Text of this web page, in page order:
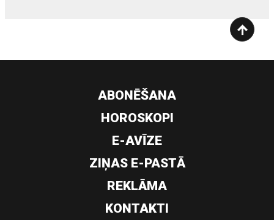
ABONĒŠANA
HOROSKOPI
E-AVĪZE
ZIŅAS E-PASTĀ
REKLĀMA
KONTAKTI